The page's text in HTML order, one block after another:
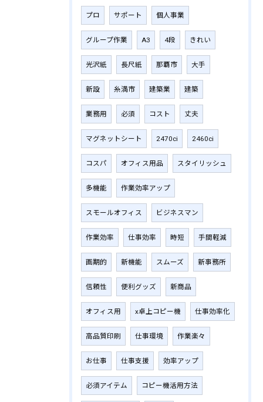
プロ サポート 個人事業
グループ作業 A3 4段 きれい
光沢紙 長尺紙 那覇市 大手
新設 糸満市 建築業 建築
業務用 必須 コスト 丈夫
マグネットシート 2470ci 2460ci
コスパ オフィス用品 スタイリッシュ
多機能 作業効率アップ
スモールオフィス ビジネスマン
作業効率 仕事効率 時短 手間軽減
画期的 新機能 スムーズ 新事務所
信頼性 便利グッズ 新商品
オフィス用 x卓上コピー機 仕事効率化
高品質印刷 仕事環境 作業楽々
お仕事 仕事支援 効率アップ
必須アイテム コピー機活用方法